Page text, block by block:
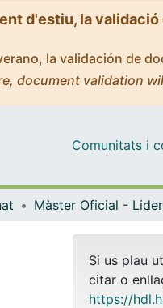
d'estiu, la
la validación de
document validation
Comunitats i
Si us plau
citar o
https://